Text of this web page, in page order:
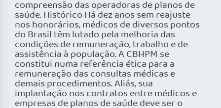
compreensão das operadoras de planos de
saúde. Histórico Há dez anos sem reajuste
nos honorários, médicos de diversos pontos
do Brasil têm lutado pela melhoria das
condições de remuneração, trabalho e de
assistência à população. A CBHPM se
constitui numa referência ética para a
remuneração das consultas médicas e
demais procedimentos. Aliás, sua
implantação nos contratos entre médicos e
empresas de planos de saúde deve ser o